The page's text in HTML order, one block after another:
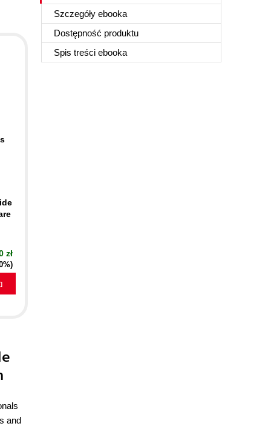
Szczegóły ebooka
Dostępność produktu
Spis treści ebooka
zł
and